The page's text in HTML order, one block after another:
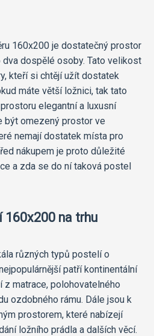
160x200 je dostatečný prostor
dospělé osoby. Tato velikost
kteří si chtějí užít dostatek
máte větší ložnici, tak tato
elegantní a luxusní
být omezený prostor ve
nemají dostatek místa pro
nákupem je proto důležité
a zda se do ní taková postel
160x200 na trhu
různých typů postelí o
patří kontinentální
matrace, polohovatelného
ozdobného rámu. Dále jsou k
prostorem, které nabízejí
ložního prádla a dalších věcí.